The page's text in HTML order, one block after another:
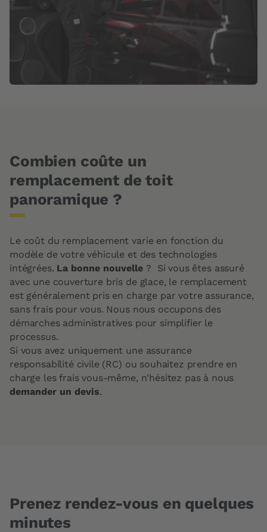
Combien coûte un
remplacement de toit
panoramique ?
Le coût du remplacement varie en fonction du
modèle de votre véhicule et des technologies
intégrées. La bonne nouvelle ? Si vous êtes assuré
avec une couverture bris de glace, le remplacement
est généralement pris en charge par votre assurance,
sans frais pour vous. Nous nous occupons des
démarches administratives pour simplifier le
processus.
Si vous avez uniquement une assurance
responsabilité civile (RC) ou souhaitez prendre en
charge les frais vous-même, n'hésitez pas à nous
demander un devis.
Prenez rendez-vous en quelques
minutes